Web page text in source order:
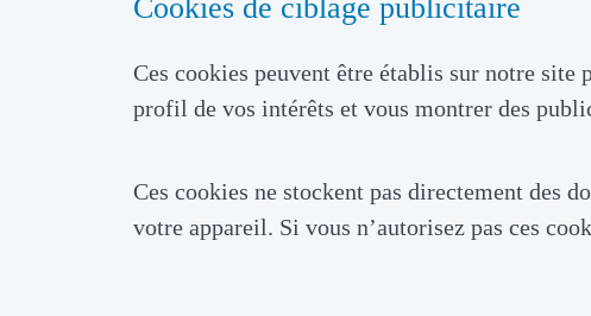
Cookies de ciblage publicitaire
Ces cookies peuvent être établis sur notre
profil de vos intérêts et vous montrer des
Ces cookies ne stockent pas directement des
votre appareil. Si vous n’autorisez pas ces